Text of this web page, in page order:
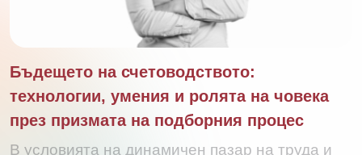
Бъдещето на счетоводството:
технологии, умения и ролята на човека
през призмата на подборния процес
В условията на динамичен пазар на труда и